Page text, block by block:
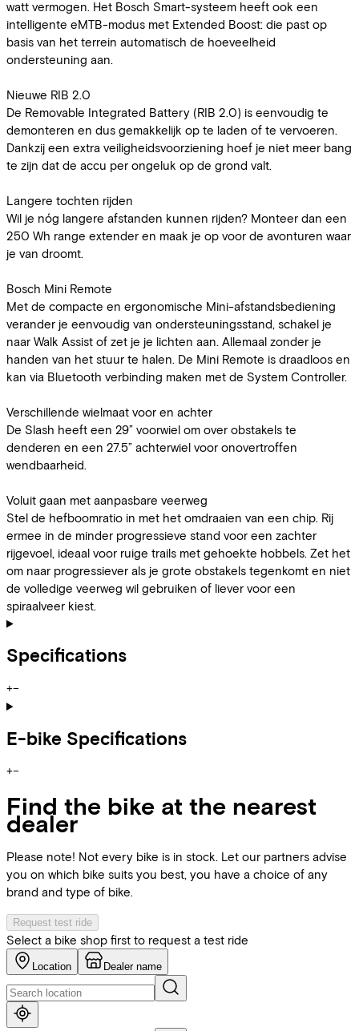
watt vermogen. Het Bosch Smart-systeem heeft ook een
intelligente eMTB-modus met Extended Boost: die past op
basis van het terrein automatisch de hoeveelheid
ondersteuning aan.
Nieuwe RIB 2.0
De Removable Integrated Battery (RIB 2.0) is eenvoudig te
demonteren en dus gemakkelijk op te laden of te vervoeren.
Dankzij een extra veiligheidsvoorziening hoef je niet meer bang
te zijn dat de accu per ongeluk op de grond valt.
Langere tochten rijden
Wil je nóg langere afstanden kunnen rijden? Monteer dan een
250 Wh range extender en maak je op voor de avonturen waar
je van droomt.
Bosch Mini Remote
Met de compacte en ergonomische Mini-afstandsbediening
verander je eenvoudig van ondersteuningsstand, schakel je
naar Walk Assist of zet je je lichten aan. Allemaal zonder je
handen van het stuur te halen. De Mini Remote is draadloos en
kan via Bluetooth verbinding maken met de System Controller.
Verschillende wielmaat voor en achter
De Slash heeft een 29” voorwiel om over obstakels te
denderen en een 27.5” achterwiel voor onovertroffen
wendbaarheid.
Voluit gaan met aanpasbare veerweg
Stel de hefboomratio in met het omdraaien van een chip. Rij
ermee in de minder progressieve stand voor een zachter
rijgevoel, ideaal voor ruige trails met gehoekte hobbels. Zet het
om naar progressiever als je grote obstakels tegenkomt en niet
de volledige veerweg wil gebruiken of liever voor een
spiraalveer kiest.
Specifications
+−
E-bike Specifications
+−
Find the bike at the nearest
dealer
Please note! Not every bike is in stock. Let our partners advise
you on which bike suits you best, you have a choice of any
brand and type of bike.
Request test ride
Select a bike shop first to request a test ride
Location Dealer name